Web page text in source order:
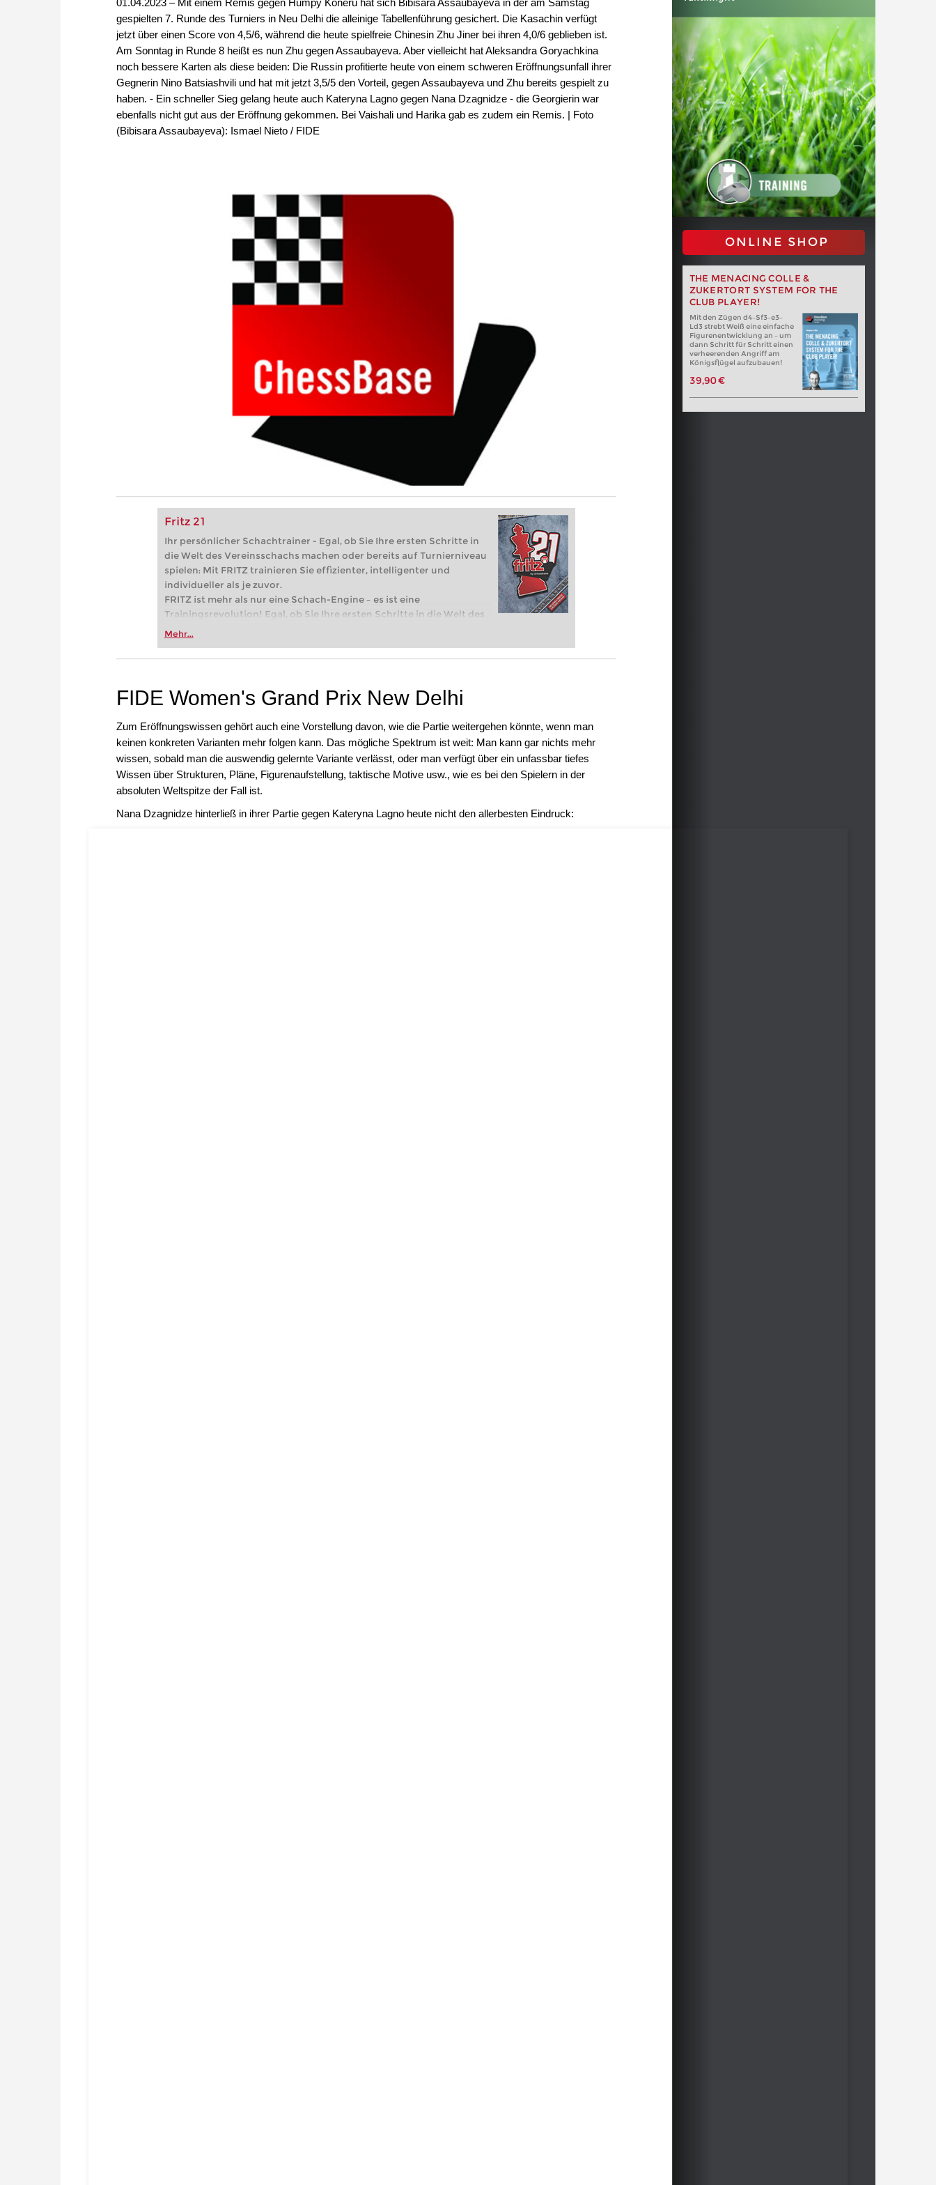
gespielten 7. Runde des Turniers in Neu Delhi die alleinige Tabellenführung gesichert. Die Kasachin verfügt
jetzt über einen Score von 4,5/6, während die heute spielfreie Chinesin Zhu Jiner bei ihren 4,0/6 geblieben ist.
Am Sonntag in Runde 8 heißt es nun Zhu gegen Assaubayeva. Aber vielleicht hat Aleksandra Goryachkina
noch bessere Karten als diese beiden: Die Russin profitierte heute von einem schweren Eröffnungsunfall ihrer
Gegnerin Nino Batsiashvili und hat mit jetzt 3,5/5 den Vorteil, gegen Assaubayeva und Zhu bereits gespielt zu
haben. - Ein schneller Sieg gelang heute auch Kateryna Lagno gegen Nana Dzagnidze - die Georgierin war
ebenfalls nicht gut aus der Eröffnung gekommen. Bei Vaishali und Harika gab es zudem ein Remis. | Foto
(Bibisara Assaubayeva): Ismael Nieto / FIDE
Fritz 21
Ihr persönlicher Schachtrainer - Egal, ob Sie Ihre ersten Schritte in
die Welt des Vereinsschachs machen oder bereits auf Turnierniveau
spielen: Mit FRITZ trainieren Sie effizienter, intelligenter und
individueller als je zuvor.
FRITZ ist mehr als nur eine Schach-Engine – es ist eine
Trainingsrevolution! Egal, ob Sie Ihre ersten Schritte in die Welt des
Vereinsschachs machen oder bereits auf Turnierniveau spielen: Mit
zuvor.
Mehr...
ONLINE SHOP
THE MENACING COLLE &
ZUKERTORT SYSTEM FOR THE
CLUB PLAYER!
Mit den Zügen d4–Sf3–e3–
Ld3 strebt Weiß eine einfache
Figurenentwicklung an – um
dann Schritt für Schritt einen
verheerenden Angriff am
Königsflügel aufzubauen!
39,90 €
FIDE Women's Grand Prix New Delhi
Zum Eröffnungswissen gehört auch eine Vorstellung davon, wie die Partie weitergehen könnte, wenn man
keinen konkreten Varianten mehr folgen kann. Das mögliche Spektrum ist weit: Man kann gar nichts mehr
wissen, sobald man die auswendig gelernte Variante verlässt, oder man verfügt über ein unfassbar tiefes
Wissen über Strukturen, Pläne, Figurenaufstellung, taktische Motive usw., wie es bei den Spielern in der
absoluten Weltspitze der Fall ist.
Nana Dzagnidze hinterließ in ihrer Partie gegen Kateryna Lagno heute nicht den allerbesten Eindruck: